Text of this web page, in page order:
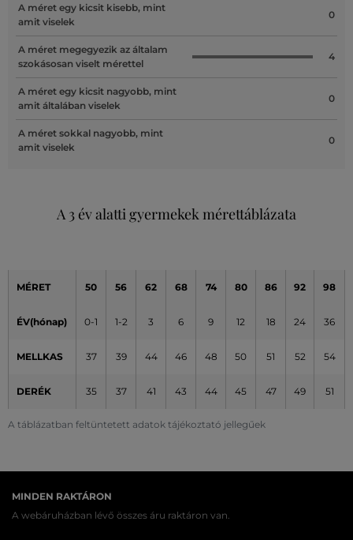
A méret egy kicsit kisebb, mint
amit viselek
0
A méret megegyezik az általam
szokásosan viselt mérettel
4
A méret egy kicsit nagyobb, mint
amit általában viselek
0
A méret sokkal nagyobb, mint
amit viselek
0
A 3 év alatti gyermekek mérettáblázata
A táblázatban feltüntetett adatok tájékoztató jellegűek
MÉRET 50 56 62 68 74 80 86 92 98
ÉV(hónap) 0-1 1-2 3 6 9 12 18 24 36
MELLKAS 37 39 44 46 48 50 51 52 54
DERÉK 35 37 41 43 44 45 47 49 51
MINDEN RAKTÁRON
A webáruházban lévő összes áru raktáron van.